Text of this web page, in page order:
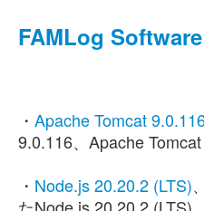
FAMLog
・ Apache Tomcat
9.0.116、Apache
・ Node.js 20.20.2 (LTS)、